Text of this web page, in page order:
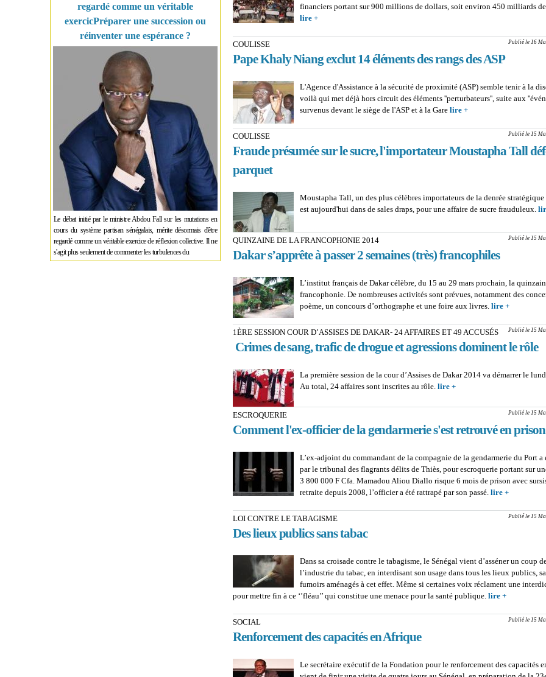
regardé comme un véritable
exercicPréparer une succession ou
réinventer une espérance ?
Le débat initié par le ministre Abdou Fall sur les mutations en
cours du système partisan sénégalais, mérite désormais d'être
regardé comme un véritable exercice de réflexion collective. Il ne
s'agit plus seulement de commenter les turbulences du
financiers portant sur 900 millions de dollars, soit environ 450 milliards
lire +
Publié le 16
COULISSE
Pape Khaly Niang exclut 14 éléments des rangs des ASP
L'Agence d'Assistance à la sécurité de proximité (ASP) semble tenir à la
voilà qui met déjà hors circuit des éléments ''perturbateurs'', suite aux
survenus devant le siège de l'ASP et à la Gare lire +
rangs des ASPPublié le 15
COULISSE
Fraude présumée sur le sucre, l'importateur Moustapha Tall
parquet
Moustapha Tall, un des plus célèbres importateurs de la denrée
est aujourd'hui dans de sales draps, pour une affaire de sucre frauduleux.
Publié le 15
QUINZAINE DE LA FRANCOPHONIE 2014
Dakar s’apprête à passer 2 semaines (très) francophiles
L’institut français de Dakar célèbre, du 15 au 29 mars prochain, la
francophonie. De nombreuses activités sont prévues, notamment des
poème, un concours d’orthographe et une foire aux livres. lire +
2014 :
s’apprête
Publié le 15
1ÈRE SESSION COUR D’ASSISES DE DAKAR- 24 AFFAIRES ET 49 ACCUSÉS
Crimes de sang, trafic de drogue et agressions dominent le rôle
La première session de la cour d’Assises de Dakar 2014 va démarrer le
Au total, 24 affaires sont inscrites au rôle. lire +
AFFAIRES ET 49
dominent le rôle
Publié le 15
ESCROQUERIE
Comment l'ex-officier de la gendarmerie s'est retrouvé en prison
L’ex-adjoint du commandant de la compagnie de la gendarmerie du Port a
par le tribunal des flagrants délits de Thiès, pour escroquerie portant sur
3 800 000 F Cfa. Mamadou Aliou Diallo risque 6 mois de prison avec
retraite depuis 2008, l’officier a été rattrapé par son passé. lire +
Comment
Publié le 15
LOI CONTRE LE TABAGISME
Des lieux publics sans tabac
Dans sa croisade contre le tabagisme, le Sénégal vient d’asséner un coup
l’industrie du tabac, en interdisant son usage dans tous les lieux publics,
fumoirs aménagés à cet effet. Même si certaines voix réclament une
pour mettre fin à ce ‘’fléau’’ qui constitue une menace pour la santé publique. lire +
lieux
Publié le 15
SOCIAL
Renforcement des capacités en Afrique
Le secrétaire exécutif de la Fondation pour le renforcement des capacités